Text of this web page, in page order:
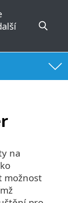
na
možnost